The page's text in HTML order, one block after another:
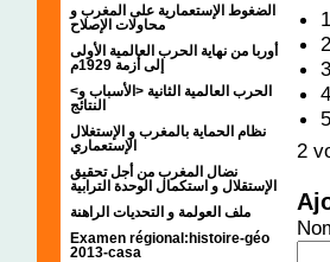
الضغوط الإستعمارية على المغرب و
محاولات الإصلاح
أوربا من نهاية الحرب العالمية الأولى
إلى أزمة 1929م
<الحرب العالمية الثانية <الأسباب و
النتائج
نظام الحماية بالمغرب و الإستغلال
الإستعماري
نضال المغرب من أجل تحقيق
الإستقلال و استكمال الوحدة الترابية
ملف العولمة و التحديات الراهنة
Examen régional:histoire-géo
2013-casa
1
2
3
4
5
2